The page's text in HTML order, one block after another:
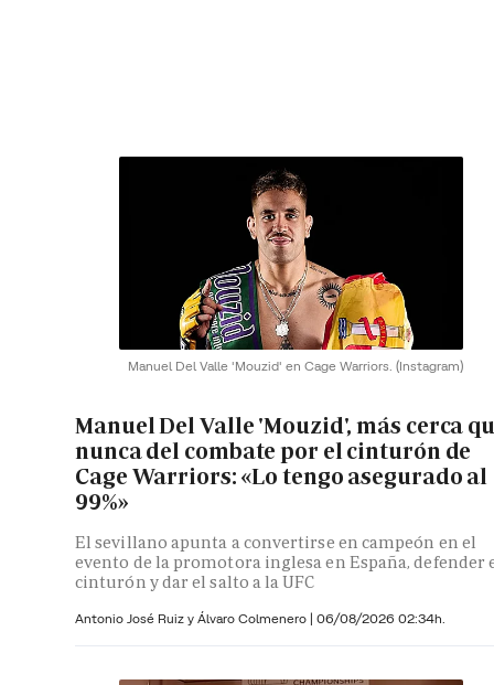
Manuel Del Valle 'Mouzid' en Cage Warriors. (Instagram)
Manuel Del Valle 'Mouzid', más cerca
nunca del combate por el cinturón de
Cage Warriors: «Lo tengo asegurado al
99%»
El sevillano apunta a convertirse en campeón en el
evento de la promotora inglesa en España, defender
cinturón y dar el salto a la UFC
Antonio José Ruiz y Álvaro Colmenero | 06/08/2026 02:34h.